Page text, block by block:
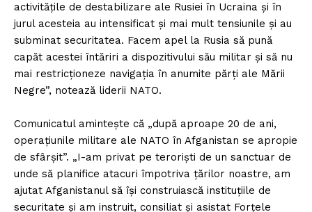
activităţile de destabilizare ale Rusiei în Ucraina şi în
jurul acesteia au intensificat şi mai mult tensiunile şi au
subminat securitatea. Facem apel la Rusia să pună
capăt acestei întăriri a dispozitivului său militar şi să nu
mai restricţioneze navigaţia în anumite părţi ale Mării
Negre”, notează liderii NATO.
Comunicatul aminteşte că „după aproape 20 de ani,
operaţiunile militare ale NATO în Afganistan se apropie
de sfârşit”. „I-am privat pe terorişti de un sanctuar de
unde să planifice atacuri împotriva ţărilor noastre, am
ajutat Afganistanul să îşi construiască instituţiile de
securitate şi am instruit, consiliat şi asistat Forţele